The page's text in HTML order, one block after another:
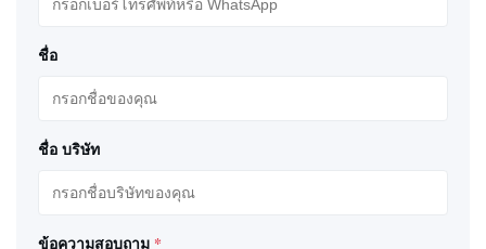
ชื่อ
ชื่อ บริษัท
ข้อความสอบถาม *